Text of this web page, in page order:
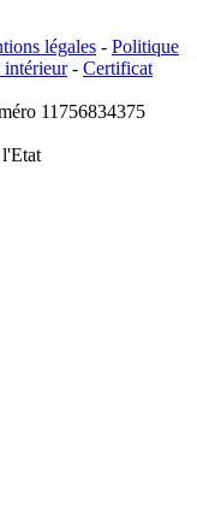
légales - Politique
intérieur- Certificat
11756834375
l'Etat